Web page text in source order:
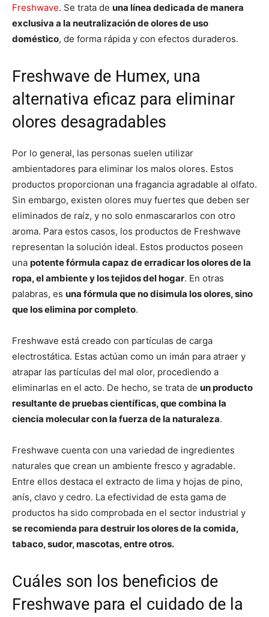
Freshwave. Se trata de una línea dedicada de manera
exclusiva a la neutralización de olores de uso
doméstico, de forma rápida y con efectos duraderos.
Freshwave de Humex, una
alternativa eficaz para eliminar
olores desagradables
Por lo general, las personas suelen utilizar
ambientadores para eliminar los malos olores. Estos
productos proporcionan una fragancia agradable al olfato.
Sin embargo, existen olores muy fuertes que deben ser
eliminados de raíz, y no solo enmascararlos con otro
aroma. Para estos casos, los productos de Freshwave
representan la solución ideal. Estos productos poseen
una potente fórmula capaz de erradicar los olores de la
ropa, el ambiente y los tejidos del hogar. En otras
palabras, es una fórmula que no disimula los olores, sino
que los elimina por completo.
Freshwave está creado con partículas de carga
electrostática. Estas actúan como un imán para atraer y
atrapar las partículas del mal olor, procediendo a
eliminarlas en el acto. De hecho, se trata de un producto
resultante de pruebas científicas, que combina la
ciencia molecular con la fuerza de la naturaleza.
Freshwave cuenta con una variedad de ingredientes
naturales que crean un ambiente fresco y agradable.
Entre ellos destaca el extracto de lima y hojas de pino,
anís, clavo y cedro. La efectividad de esta gama de
productos ha sido comprobada en el sector industrial y
se recomienda para destruir los olores de la comida,
tabaco, sudor, mascotas, entre otros.
Cuáles son los beneficios de
Freshwave para el cuidado de la